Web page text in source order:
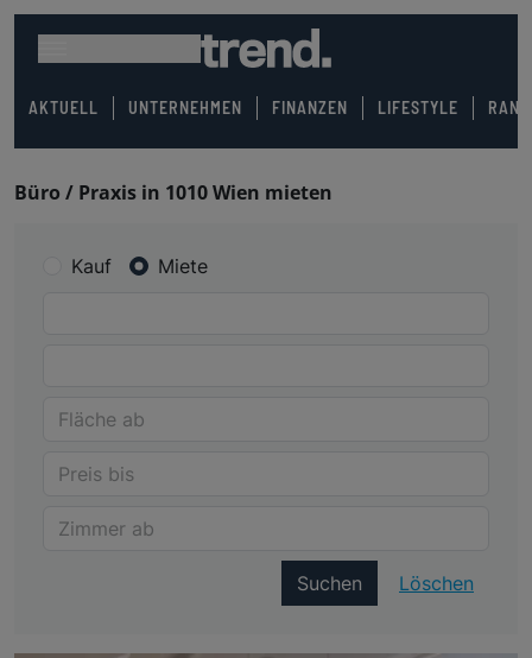
AKTUELL UNTERNEHMEN FINANZEN LIFESTYLE
Büro / Praxis in 1010 Wien mieten
Kauf Miete
Suchen Löschen